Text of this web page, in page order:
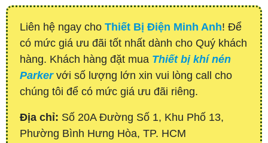
Liên hệ ngay cho Thiết Bị Điện Minh Anh! Để
có mức giá ưu đãi tốt nhất dành cho Quý khách
hàng. Khách hàng đặt mua Thiết bị khí nén
Parkervới số lượng lớn xin vui lòng call cho
chúng tôi để có mức giá ưu đãi riêng.
Địa chỉ: Số 20A Đường Số 1, Khu Phố 13,
Phường Bình Hưng Hòa, TP. HCM